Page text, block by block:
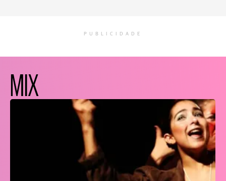
PUBLICIDADE
MIX